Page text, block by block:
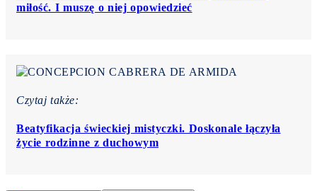
miłość. I muszę o niej opowiedzieć
Czytaj także:
Beatyfikacja świeckiej mistyczki. Doskonale łączyła
życie rodzinne z duchowym